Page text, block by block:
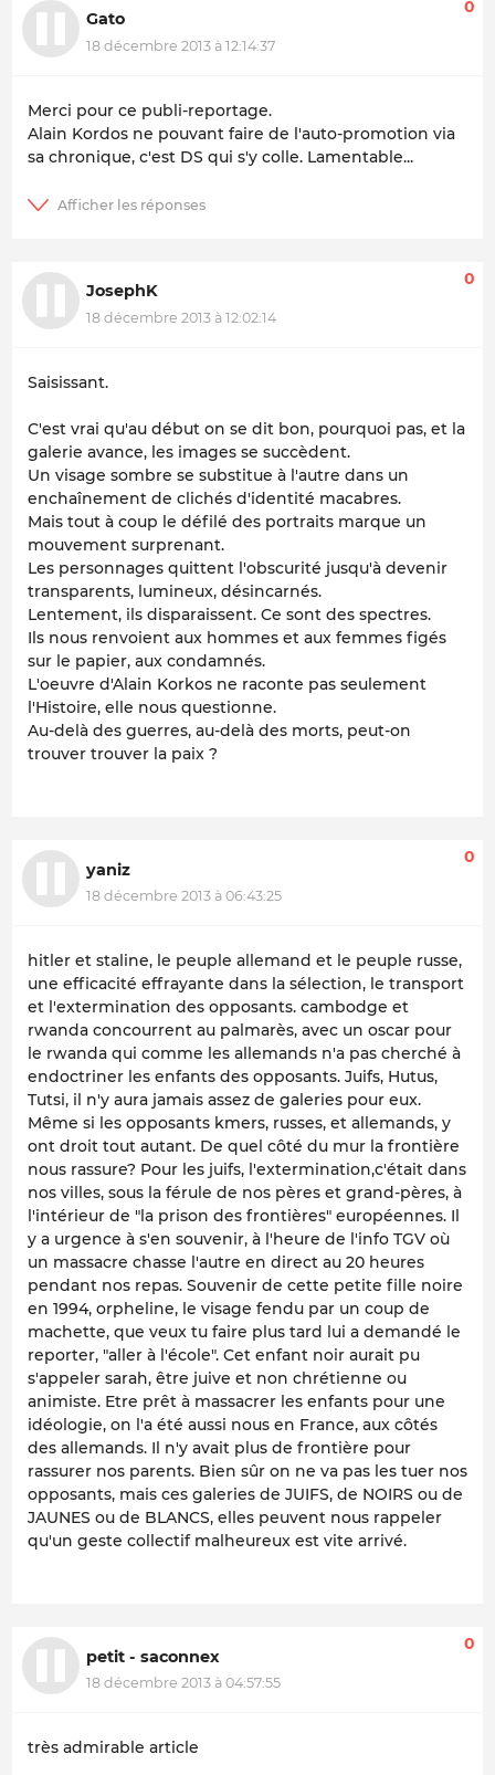
Gato
18 décembre 2013 à 12:14:37
0
Merci pour ce publi-reportage.
Alain Kordos ne pouvant faire de l'auto-promotion via
sa chronique, c'est DS qui s'y colle. Lamentable...
JosephK
18 décembre 2013 à 12:02:14
0
Saisissant.
C'est vrai qu'au début on se dit bon, pourquoi pas, et la
galerie avance, les images se succèdent.
Un visage sombre se substitue à l'autre dans un
enchaînement de clichés d'identité macabres.
Mais tout à coup le défilé des portraits marque un
mouvement surprenant.
Les personnages quittent l'obscurité jusqu'à devenir
transparents, lumineux, désincarnés.
Lentement, ils disparaissent. Ce sont des spectres.
Ils nous renvoient aux hommes et aux femmes figés
sur le papier, aux condamnés.
L'oeuvre d'Alain Korkos ne raconte pas seulement
l'Histoire, elle nous questionne.
Au-delà des guerres, au-delà des morts, peut-on
trouver trouver la paix ?
yaniz
18 décembre 2013 à 06:43:25
0
hitler et staline, le peuple allemand et le peuple russe,
une efficacité effrayante dans la sélection, le transport
et l'extermination des opposants. cambodge et
rwanda concourrent au palmarès, avec un oscar pour
le rwanda qui comme les allemands n'a pas cherché à
endoctriner les enfants des opposants. Juifs, Hutus,
Tutsi, il n'y aura jamais assez de galeries pour eux.
Même si les opposants kmers, russes, et allemands, y
ont droit tout autant. De quel côté du mur la frontière
nous rassure? Pour les juifs, l'extermination,c'était dans
nos villes, sous la férule de nos pères et grand-pères, à
l'intérieur de "la prison des frontières" européennes. Il
y a urgence à s'en souvenir, à l'heure de l'info TGV où
un massacre chasse l'autre en direct au 20 heures
pendant nos repas. Souvenir de cette petite fille noire
en 1994, orpheline, le visage fendu par un coup de
machette, que veux tu faire plus tard lui a demandé le
reporter, "aller à l'école". Cet enfant noir aurait pu
s'appeler sarah, être juive et non chrétienne ou
animiste. Etre prêt à massacrer les enfants pour une
idéologie, on l'a été aussi nous en France, aux côtés
des allemands. Il n'y avait plus de frontière pour
rassurer nos parents. Bien sûr on ne va pas les tuer nos
opposants, mais ces galeries de JUIFS, de NOIRS ou de
JAUNES ou de BLANCS, elles peuvent nous rappeler
qu'un geste collectif malheureux est vite arrivé.
petit - saconnex
18 décembre 2013 à 04:57:55
0
très admirable article